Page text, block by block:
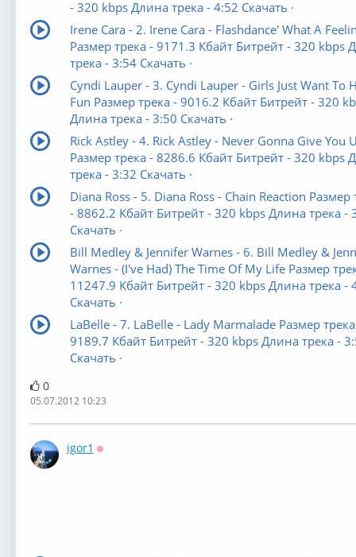
- 320 kbps Длина трека - 4:52 Скачать ·
Irene Cara - 2. Irene Cara - Flashdance' What A
Размер трека - 9171.3 Кбайт Битрейт - 320 kbps
трека - 3:54 Скачать ·
Cyndi Lauper - 3. Cyndi Lauper - Girls Just Want To
Fun Размер трека - 9016.2 Кбайт Битрейт - 320
Длина трека - 3:50 Скачать ·
Rick Astley - 4. Rick Astley - Never Gonna Give You
Размер трека - 8286.6 Кбайт Битрейт - 320 kbps
трека - 3:32 Скачать ·
Diana Ross - 5. Diana Ross - Chain Reaction Размер
- 8862.2 Кбайт Битрейт - 320 kbps Длина трека -
Скачать ·
Bill Medley & Jennifer Warnes - 6. Bill Medley &
Warnes - (I've Had) The Time Of My Life Размер
11247.9 Кбайт Битрейт - 320 kbps Длина трека -
Скачать ·
LaBelle - 7. LaBelle - Lady Marmalade Размер
9189.7 Кбайт Битрейт - 320 kbps Длина трека -
Скачать ·
0
05.07.2012 10:23
igor1